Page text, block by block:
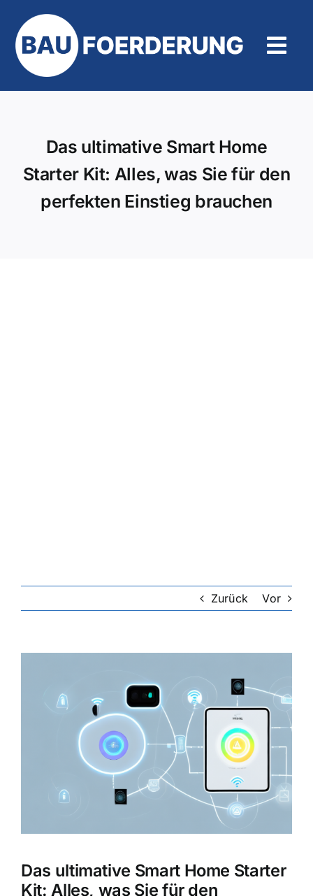
Inhalt
springen
Das ultimative Smart Home
Starter Kit: Alles, was Sie für den
perfekten Einstieg brauchen
Zurück Vor
Das ultimative Smart Home Starter
Kit: Alles, was Sie für den